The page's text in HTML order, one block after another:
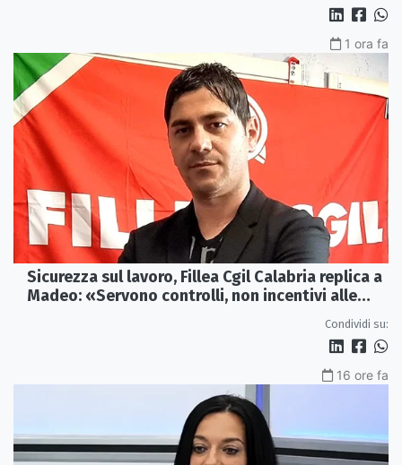
1 ora fa
Sicurezza sul lavoro, Fillea Cgil Calabria replica a
Madeo: «Servono controlli, non incentivi alle
Condividi su:
16 ore fa